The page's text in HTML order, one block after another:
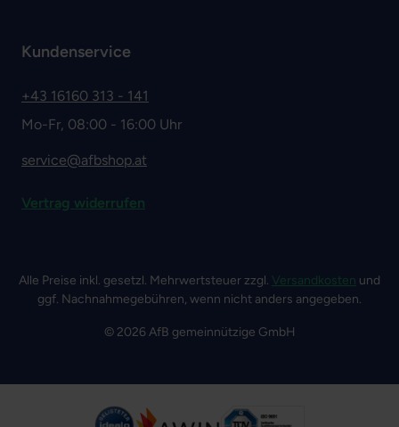
Kundenservice
+43 16160 313 - 141
Mo-Fr, 08:00 - 16:00 Uhr
service@afbshop.at
Vertrag widerrufen
Alle Preise inkl. gesetzl. Mehrwertsteuer zzgl. Versandkosten und
ggf. Nachnahmegebühren, wenn nicht anders angegeben.
© 2026 AfB gemeinnützige GmbH